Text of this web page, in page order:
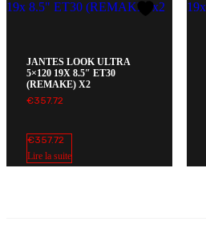
JANTES LOOK ULTRA
5×120 19X 8.5″ ET30
(REMAKE) X2
€357.72
€357.72
Lire la suite